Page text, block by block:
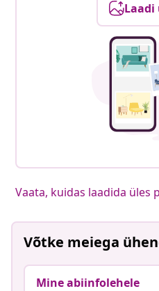
Laadi
Vaata, kuidas laadida üles
Võtke meiega
Mine abiinfolehele